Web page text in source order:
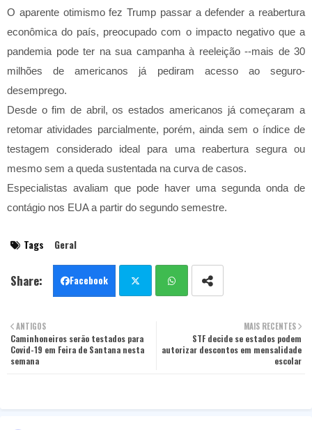
O aparente otimismo fez Trump passar a defender a reabertura
econômica do país, preocupado com o impacto negativo que a
pandemia pode ter na sua campanha à reeleição --mais de 30
milhões de americanos já pediram acesso ao seguro-
desemprego.
Desde o fim de abril, os estados americanos já começaram a
retomar atividades parcialmente, porém, ainda sem o índice de
testagem considerado ideal para uma reabertura segura ou
mesmo sem a queda sustentada na curva de casos.
Especialistas avaliam que pode haver uma segunda onda de
contágio nos EUA a partir do segundo semestre.
Tags Geral
Facebook
ter
MAIS RECENTES
STF decide se estados podem
autorizar descontos em mensalidade
escolar
ANTIGOS
Caminhoneiros serão testados para
Covid-19 em Feira de Santana nesta
semana